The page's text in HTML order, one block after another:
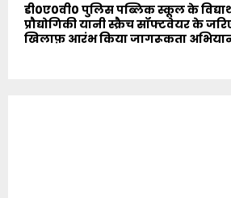
डी0ए0वी0 पुलिस पब्लिक स्कूल के
प्रौद्योगिकी यानी स्क्रैच सॉफ्टवेयर के
खिलाफ़ आरंभ किया जागरूकता